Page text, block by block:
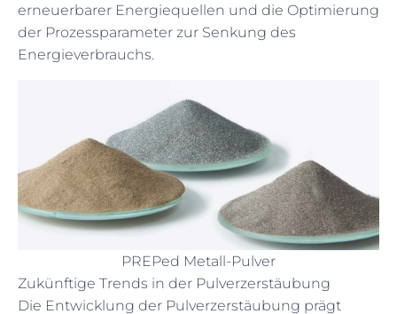
erneuerbarer Energiequellen und die Optimierung
der Prozessparameter zur Senkung des
Energieverbrauchs.
PREPed Metall-Pulver
Zukünftige Trends in der Pulverzerstäubung
Die Entwicklung der Pulverzerstäubung prägt